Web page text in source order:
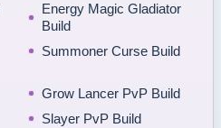
Energy Magic Gladiator
Build
Summoner Curse Build
Grow Lancer PvP Build
Slayer PvP Build